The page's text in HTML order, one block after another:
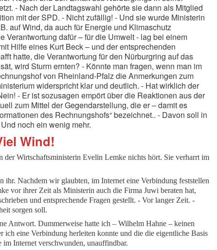
- Nach der Landtagswahl gehörte sie dann als Mitglied
mit der SPD. - Nicht zufällig! - Und sie wurde Ministerin
auf Wind, da auch für Energie und Klimaschutz
Verantwortung dafür – für die Umwelt - lag bei einem
Hilfe eines Kurt Beck – und der entsprechenden
hatte, die Verantwortung für den Nürburgring auf das
wird Sturm ernten? - Könnte man fragen, wenn man im
von Rheinland-Pfalz die Anmerkungen zum
widerspricht klar und deutlich. - Hat wirklich der
- Er ist sozusagen empört über die Reaktionen aus der
zum Mittel der Gegendarstellung, die er – damit es
des Rechnungshofs“ bezeichnet.. - Davon soll in
noch ein wenig mehr.
Wind!
der Wirtschaftsministerin Evelin Lemke nichts hört. Sie verharrt im
Nachdem wir glaubten, im Internet eine Verbindung feststellen
vor ihrer Zeit als Ministerin auch die Firma Juwi beraten hat,
und entsprechende Fragen gestellt. - Vor langer Zeit. -
sorgen soll.
Antwort. Dummerweise hatte ich – Wilhelm Hahne – keinen
ich eine Verbindung herleiten konnte und die die eigentliche Basis
Internet verschwunden, unauffindbar.